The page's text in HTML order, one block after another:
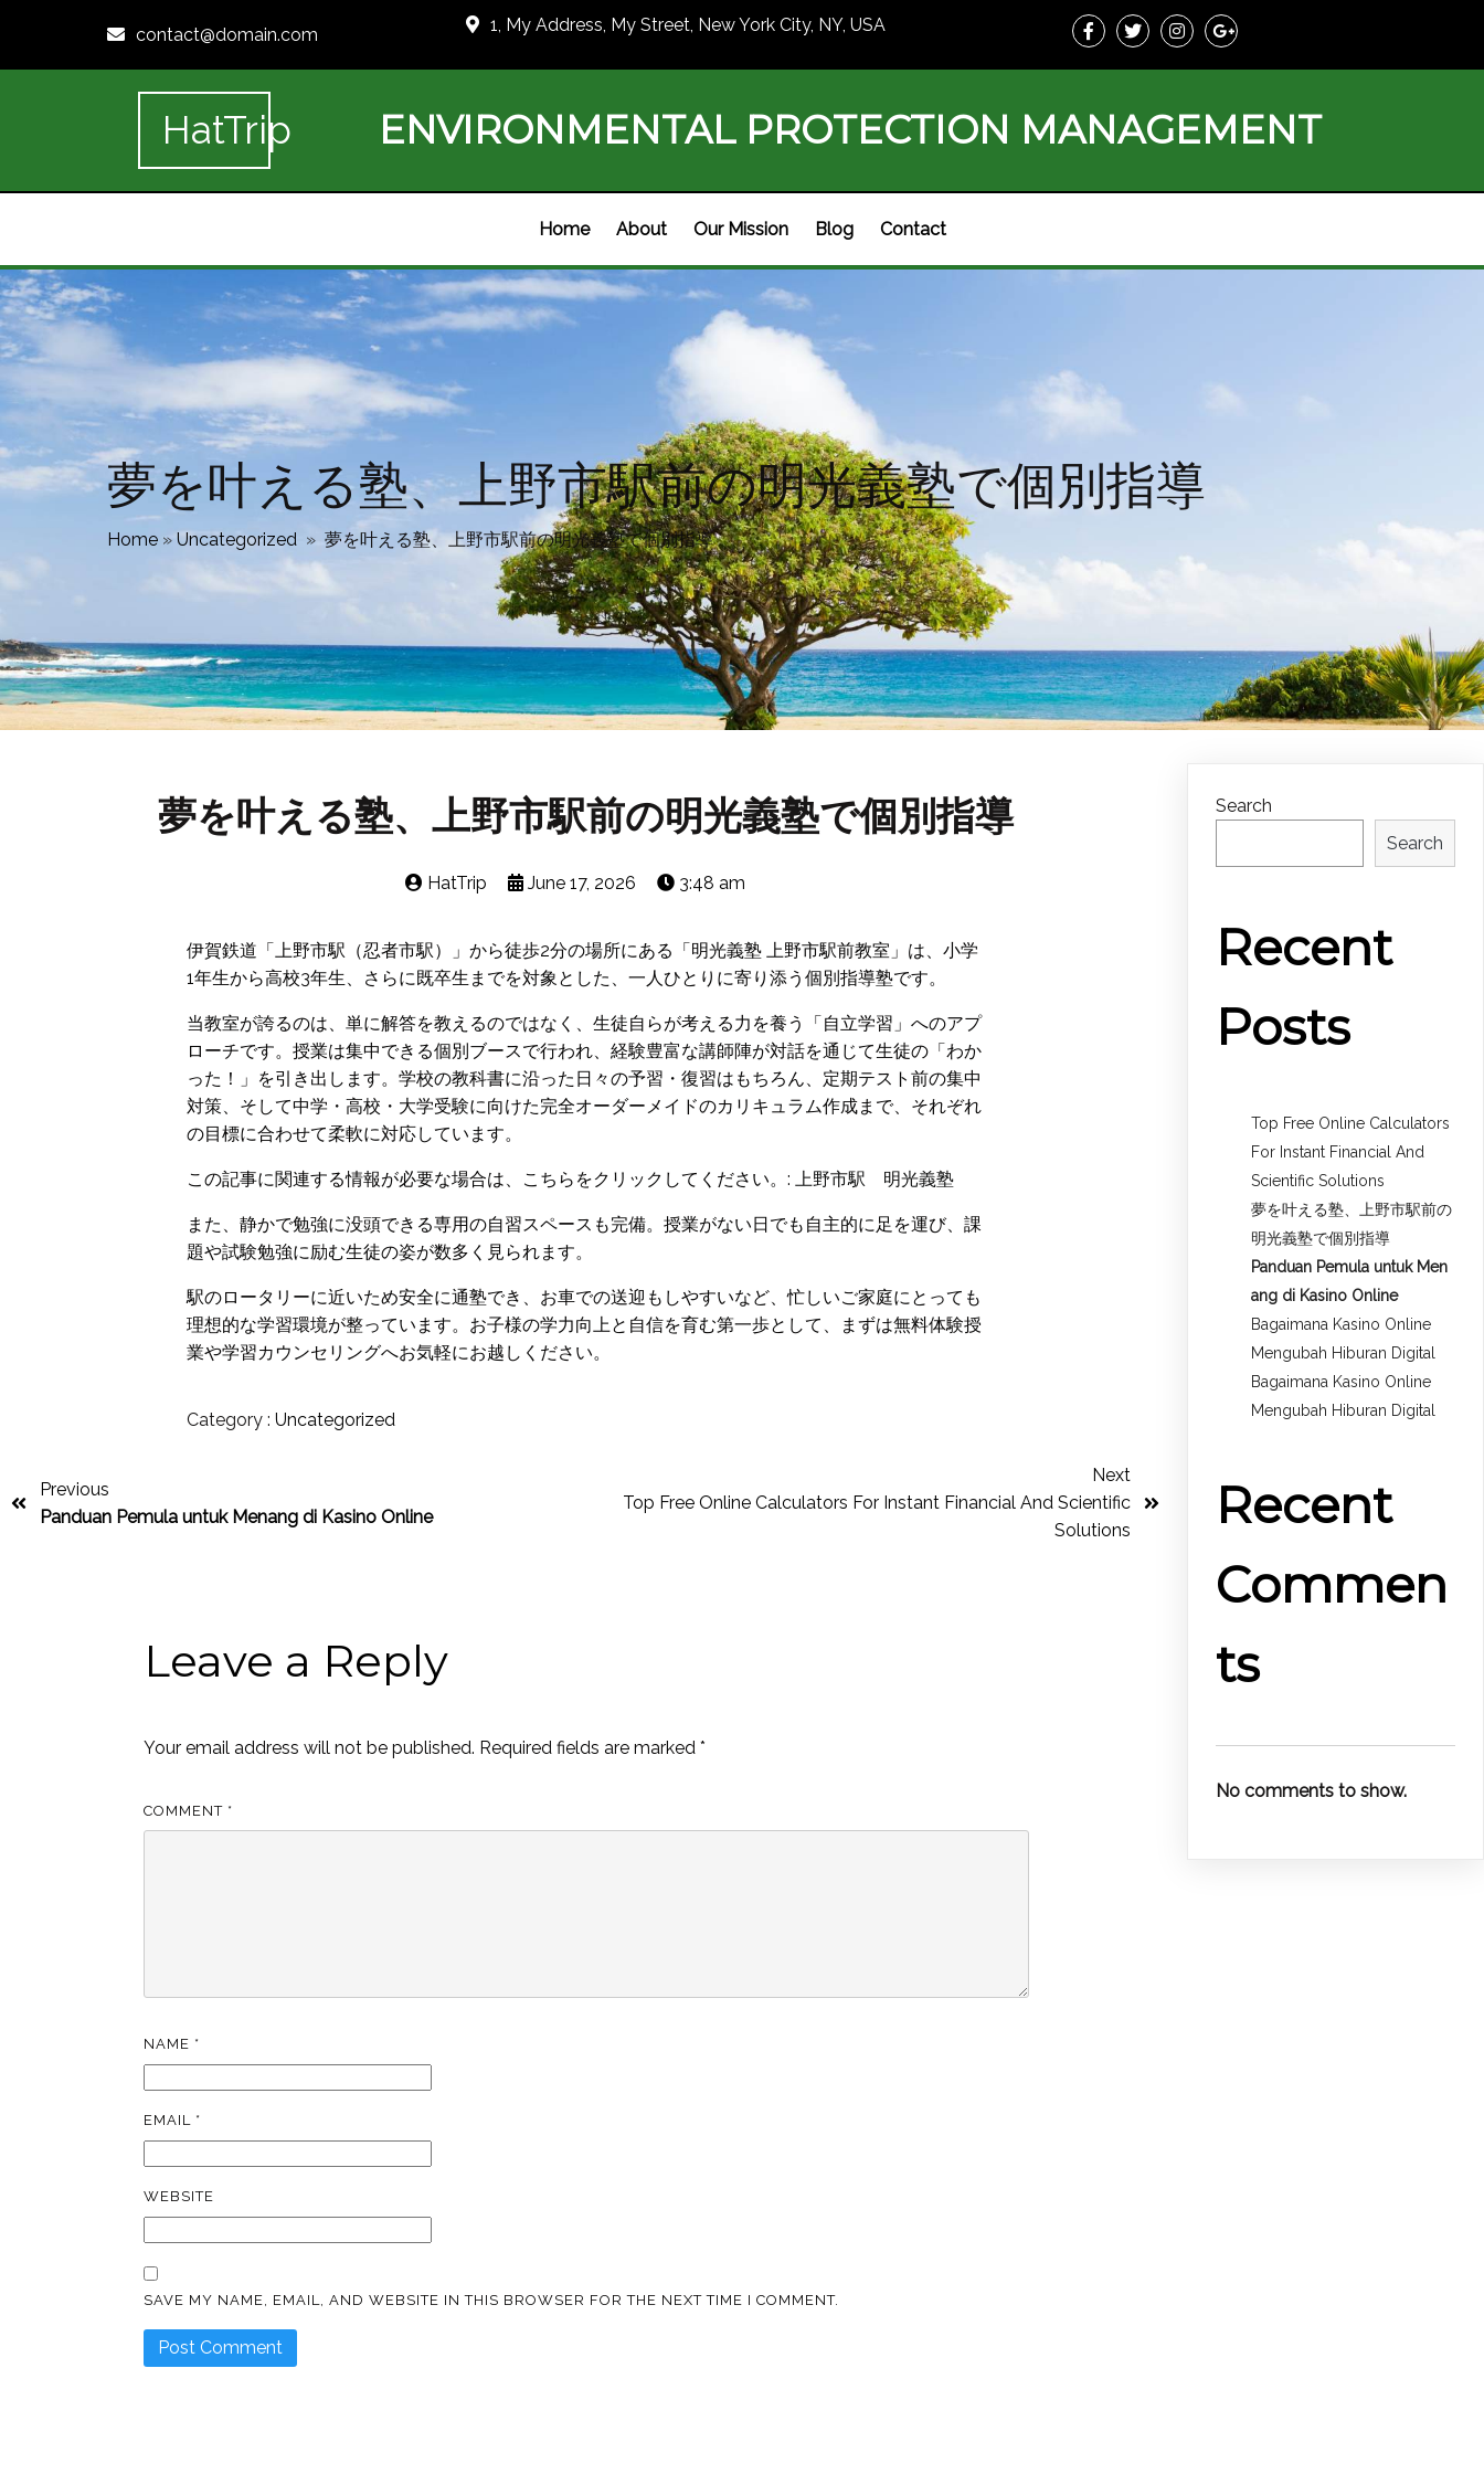
contact@domain.com 1, My Address, My Street, New York City, NY, USA
HatTrip ENVIRONMENTAL PROTECTION MANAGEMENT
Home About Our Mission Blog Contact
夢を叶える塾、上野市駅前の明光義塾で個別指導
Home » Uncategorized » 夢を叶える塾、上野市駅前の明光義塾で個別指導
夢を叶える塾、上野市駅前の明光義塾で個別指導
HatTrip June 17, 2026 3:48 am
伊賀鉄道「上野市駅（忍者市駅）」から徒歩2分の場所にある「明光義塾 上野市駅前教室」は、小学
1年生から高校3年生、さらに既卒生までを対象とした、一人ひとりに寄り添う個別指導塾です。
当教室が誇るのは、単に解答を教えるのではなく、生徒自らが考える力を養う「自立学習」へのアプ
ローチです。授業は集中できる個別ブースで行われ、経験豊富な講師陣が対話を通じて生徒の「わか
った！」を引き出します。学校の教科書に沿った日々の予習・復習はもちろん、定期テスト前の集中
対策、そして中学・高校・大学受験に向けた完全オーダーメイドのカリキュラム作成まで、それぞれ
の目標に合わせて柔軟に対応しています。
この記事に関連する情報が必要な場合は、こちらをクリックしてください。:上野市駅 明光義塾
また、静かで勉強に没頭できる専用の自習スペースも完備。授業がない日でも自主的に足を運び、課
題や試験勉強に励む生徒の姿が数多く見られます。
駅のロータリーに近いため安全に通塾でき、お車での送迎もしやすいなど、忙しいご家庭にとっても
理想的な学習環境が整っています。お子様の学力向上と自信を育む第一歩として、まずは無料体験授
業や学習カウンセリングへお気軽にお越しください。
Category : Uncategorized
Previous
Panduan Pemula untuk Menang di Kasino Online
Next
Top Free Online Calculators For Instant Financial And Scientific
Solutions
Leave a Reply
Your email address will not be published. Required fields are marked*
COMMENT *
NAME *
EMAIL *
WEBSITE
SAVE MY NAME, EMAIL, AND WEBSITE IN THIS BROWSER FOR THE NEXT TIME I COMMENT.
Search
Search
Recent
Posts
Top Free Online Calculators
For Instant Financial And
Scientific Solutions
夢を叶える塾、上野市駅前の
明光義塾で個別指導
Panduan Pemula untuk Men
ang di Kasino Online
Bagaimana Kasino Online
Mengubah Hiburan Digital
Bagaimana Kasino Online
Mengubah Hiburan Digital
Recent
Commen
ts
No comments to show.